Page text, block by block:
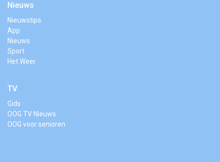
Nieuws
Nieuwstips
App
Nieuws
Sport
Het Weer
TV
Gids
OOG TV Nieuws
OOG voor senioren